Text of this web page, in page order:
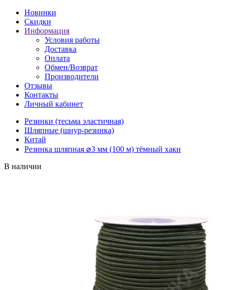
Новинки
Скидки
Информация
Условия работы
Доставка
Оплата
Обмен/Возврат
Производители
Отзывы
Контакты
Личный кабинет
Резинки (тесьма эластичная)
Шляпные (шнур-резинка)
Китай
Резинка шляпная ⌀3 мм (100 м) тёмный хаки
В наличии